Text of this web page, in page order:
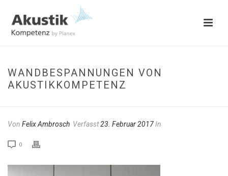
WANDBESPANNUNGEN VON
AKUSTIKKOMPETENZ
Von Felix Ambrosch Verfasst23. Februar 2017In
0